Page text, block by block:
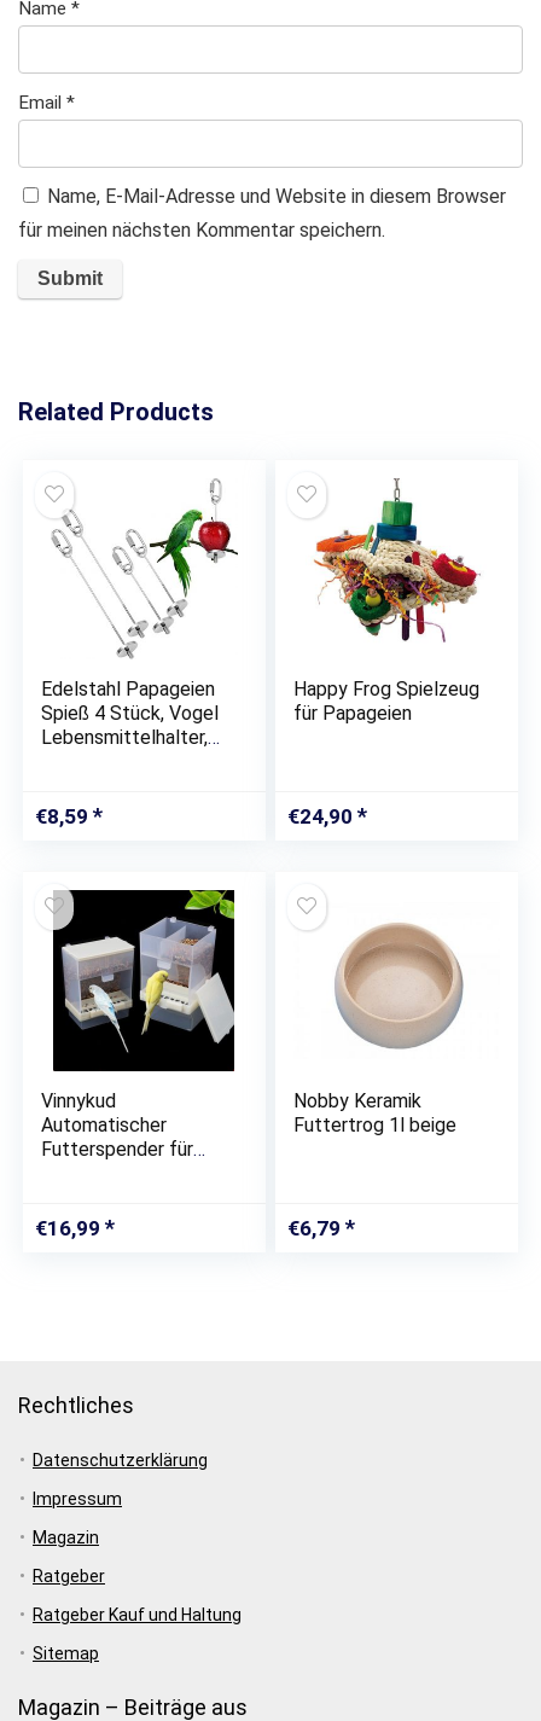
Name *
Email *
Name, E-Mail-Adresse und Website in diesem Browser
für meinen nächsten Kommentar speichern.
Related Products
Edelstahl Papageien
Spieß 4 Stück, Vogel
Lebensmittelhalter,
Futtersuche
Spielzeug,
€8,59
Happy Frog Spielzeug
für Papageien
€24,90
Vinnykud
Automatischer
Futterspender für
on,für Wellensittiche,
Kanarienvögel,
€16,99
Nobby Keramik
Futtertrog 1l beige
€6,79
Rechtliches
Datenschutzerklärung
Impressum
Magazin
Ratgeber
Ratgeber Kauf und Haltung
Sitemap
Magazin – Beiträge aus